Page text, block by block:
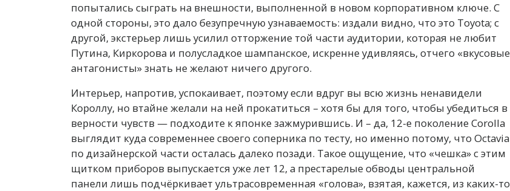
попытались сыграть на внешности, выполненной в новом корпоративном ключе. С
одной стороны, это дало безупречную узнаваемость: издали видно, что это Toyota; с
другой, экстерьер лишь усилил отторжение той части аудитории, которая не любит
Путина, Киркорова и полусладкое шампанское, искренне удивляясь, отчего «вкусовые
антагонисты» знать не желают ничего другого.
Интерьер, напротив, успокаивает, поэтому если вдруг вы всю жизнь ненавидели
Короллу, но втайне желали на ней прокатиться – хотя бы для того, чтобы убедиться в
верности чувств — подходите к японке зажмурившись. И – да, 12-е поколение Corolla
выглядит куда современнее своего соперника по тесту, но именно потому, что Octavia
по дизайнерской части осталась далеко позади. Такое ощущение, что «чешка» с этим
щитком приборов выпускается уже лет 12, а престарелые обводы центральной
панели лишь подчёркивает ультрасовременная «голова», взятая, кажется, из каких-то